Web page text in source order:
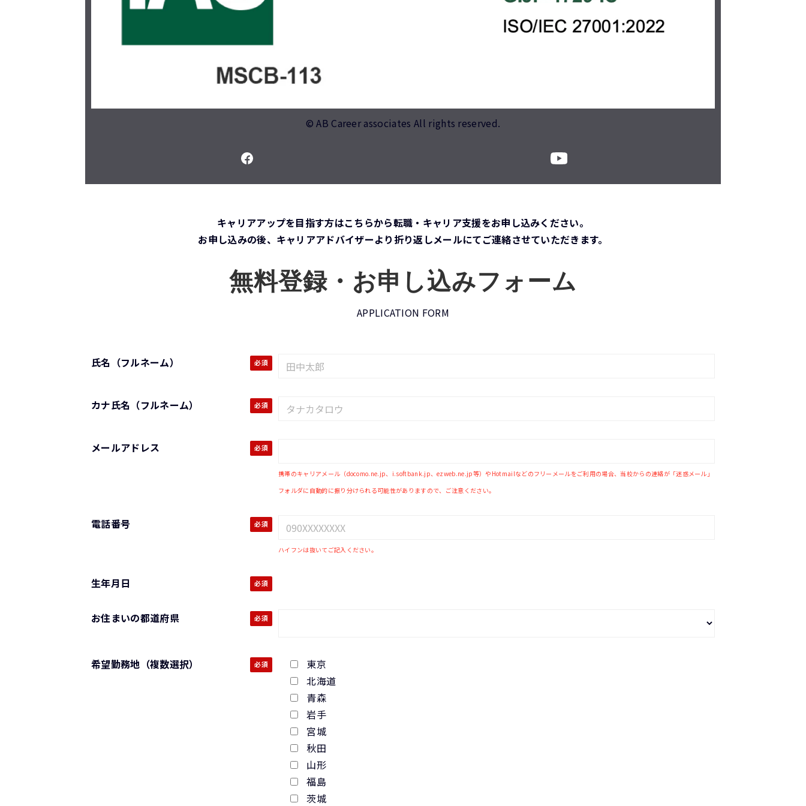
© AB Career associates All rights reserved.
キャリアアップを目指す方はこちらから転職・キャリア支援をお申し込みください。
お申し込みの後、キャリアアドバイザーより折り返しメールにてご連絡させていただきます。
無料登録・お申し込みフォーム
APPLICATION FORM
氏名（フルネーム）
カナ氏名（フルネーム）
メールアドレス
携帯のキャリアメール（docomo.ne.jp、i.softbank.jp、ezweb.ne.jp等）やHotmailなどのフリーメールをご利用の場合、当校からの連絡が「迷惑メール」
フォルダに自動的に振り分けられる可能性がありますので、ご注意ください。
電話番号
ハイフンは抜いてご記入ください。
生年月日
お住まいの都道府県
希望勤務地（複数選択）
東京
北海道
青森
岩手
宮城
秋田
山形
福島
茨城